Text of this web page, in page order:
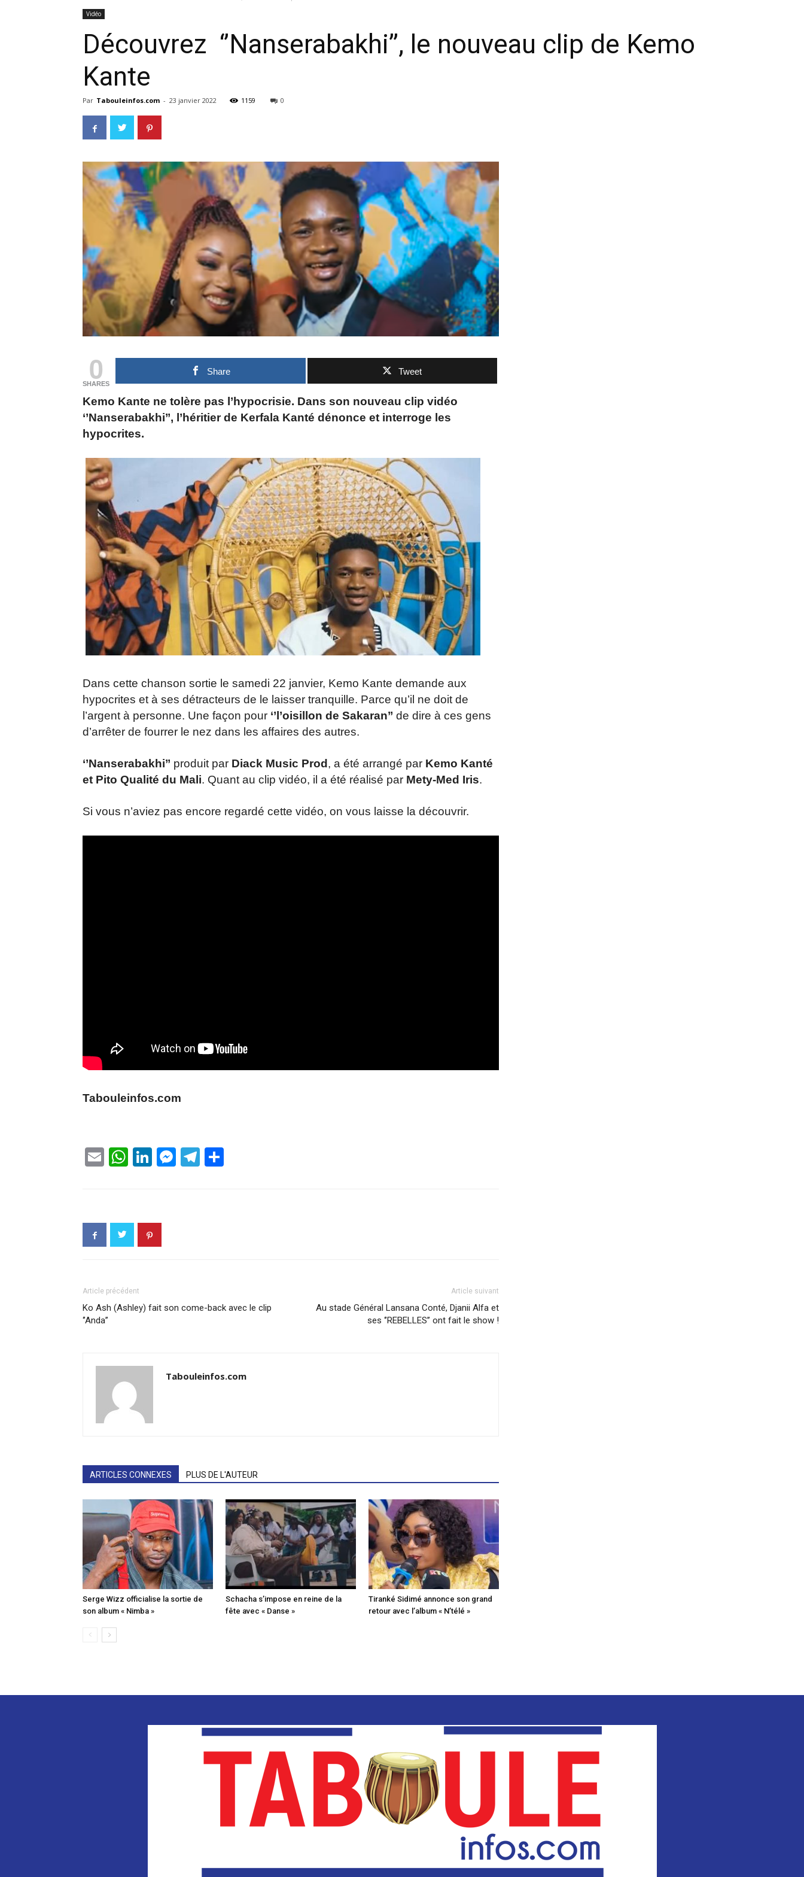
Vidéo
Découvrez ‘’Nanserabakhi’’, le nouveau clip de Kemo
Kante
Par Tabouleinfos.com - 23 janvier 2022 1159 0
0
SHARES
Share Tweet
Kemo Kante ne tolère pas l’hypocrisie. Dans son nouveau clip vidéo
‘’Nanserabakhi’’, l’héritier de Kerfala Kanté dénonce et interroge les
hypocrites.
Dans cette chanson sortie le samedi 22 janvier, Kemo Kante demande aux
hypocrites et à ses détracteurs de le laisser tranquille. Parce qu’il ne doit de
l’argent à personne. Une façon pour ‘’l’oisillon de Sakaran’’ de dire à ces gens
d’arrêter de fourrer le nez dans les affaires des autres.
‘’Nanserabakhi’’ produit par Diack Music Prod , a été arrangé par Kemo Kanté
et Pito Qualité du Mali. Quant au clip vidéo, il a été réalisé par Mety-Med Iris.
Si vous n’aviez pas encore regardé cette vidéo, on vous laisse la découvrir.
Tabouleinfos.com
EmailWhatsApp
LinkedIn
Messenger
Telegram
Article précédent
Ko Ash (Ashley) fait son come-back avec le clip
‘’Anda’’
Article suivant
Au stade Général Lansana Conté, Djanii Alfa et
ses ‘’REBELLES’’ ont fait le show !
Tabouleinfos.com
ARTICLES CONNEXES PLUS DE L'AUTEUR
Serge Wizz officialise la sortie de
son album « Nimba »
Schacha s’impose en reine de la
fête avec « Danse »
Tiranké Sidimé annonce son grand
retour avec l’album « N’télé »